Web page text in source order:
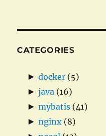
CATEGORIES
► docker (5)
► java (16)
► mybatis (41)
► nginx (8)